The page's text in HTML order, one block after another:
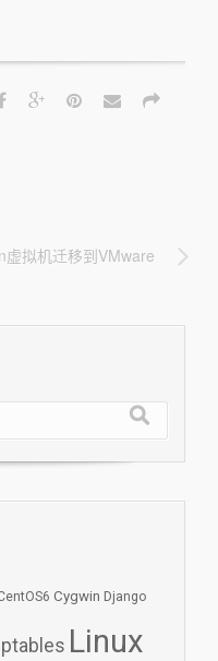
虚拟机迁移到VMware
Cygwin Django
Linux